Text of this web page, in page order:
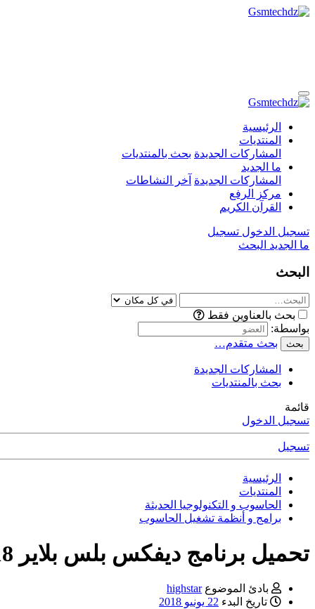
الرئيسية
المنتديات
المشاركات الجديدة بحث بالمنتديات
ما الجديد
المشاركات الجديدة آخر النشاطات
مركز الرفع
القرآن الكريم
تسجيل الدخول تسجيل
ما الجديد البحث
البحث
بحث بالعناوين فقط
بواسطة:
بحث بحث متقدم…
المشاركات الجديدة
بحث بالمنتديات
قائمة
تسجيل الدخول
تسجيل
الرئيسية
المنتديات
الحاسوب و التكنولوجيا الحديثة
برامج و أنظمة تشغيل الحاسوب
تحميل برنامج ديفكس بلس بلاير divx player plus 2018
بادئ الموضوع highstar
تاريخ البدء 22 يونيو 2018